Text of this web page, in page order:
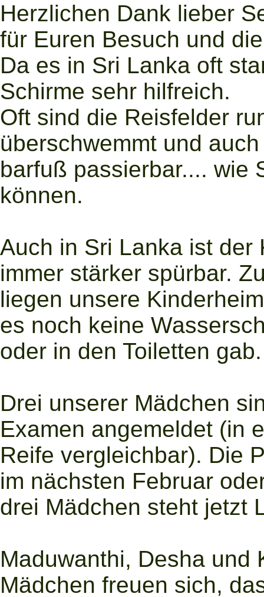
Herzlichen Dank lieber
für Euren Besuch und
Da es in Sri Lanka oft
Schirme sehr hilfreich.
Oft sind die Reisfelder
überschwemmt und
barfuß passierbar.... wie
können.
Auch in Sri Lanka ist der
immer stärker spürbar.
liegen unsere
es noch keine
oder in den Toiletten gab.
Drei unserer Mädchen
Examen angemeldet (in
Reife vergleichbar). Die
im nächsten Februar
drei Mädchen steht jetzt
Maduwanthi, Desha und
Mädchen freuen sich,